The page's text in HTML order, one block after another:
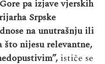
pa izjave vjerskih
Srpske
na unutrašnju ili
nijesu relevantne,
ističe se